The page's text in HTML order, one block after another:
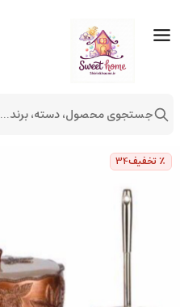
٪ تخفیف34
جستجوی محصول، دسته، برند...